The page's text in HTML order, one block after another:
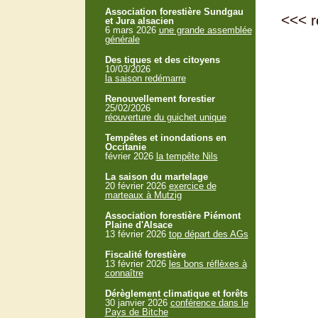
<<<
Association forestière Sundgau
et Jura alsacien
6 mars 2026 une grande assemblée
générale
Des tiques et des citoyens
10/03/2026
la saison redémarre
Renouvellement forestier
25/02/2026
réouverture du guichet unique
Tempêtes et inondations en
Occitanie
février 2026 la tempête Nils
La saison du martelage
20 février 2026 exercice de
marteaux à Mutzig
Association forestière Piémont
Plaine d'Alsace
13 février 2026 top départ des AGs
Fiscalité forestière
13 février 2026 les bons réflèxes à
connaître
Dérèglement climatique et forêts
30 janvier 2026 conférence dans le
Pays de Bitche